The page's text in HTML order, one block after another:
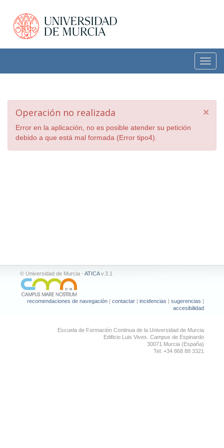
×
Operación no realizada
Error en la aplicación, no es posible atender su petición
debido a que está mal formada (Error tipo4).
© Universidad de Murcia - ATICAv.3.1
recomendaciones de navegación | contactar | incidencias | sugerencias |
accesibilidad
Escuela de Formación Continua de la Universidad de Murcia
Edificio Luis Vives. Campus de Espinardo
30071 Murcia (España)
Tel: +34 868 88 3321